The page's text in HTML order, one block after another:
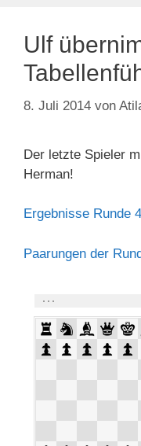
Ulf
8. Juli 2014 von
Der letzte Spieler
Herman!
Ergebnisse Runde 4
Paarungen der